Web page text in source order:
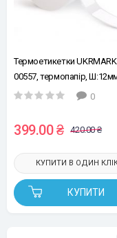
Термоетикетки UKRMARK
00557, термопапір,
Д:40мм, рул:160ет, білі
0
399.00 ₴ 420.00 ₴
КУПИТИ
КУПИТИ В ОДИН